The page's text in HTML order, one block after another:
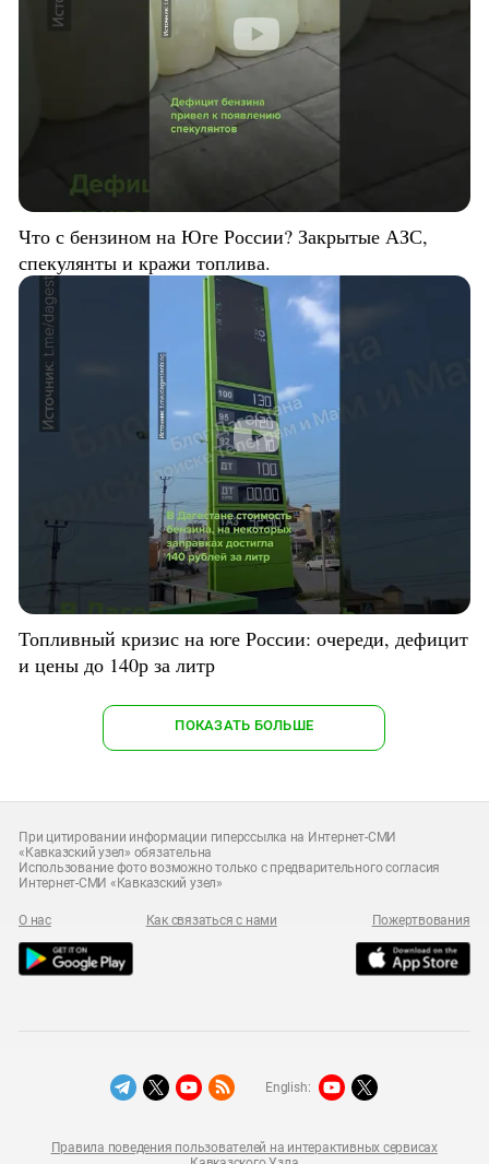
Что с бензином на Юге России? Закрытые АЗС,
спекулянты и кражи топлива.
Топливный кризис на юге России: очереди, дефицит
и цены до 140р за литр
ПОКАЗАТЬ БОЛЬШЕ
При цитировании информации гиперссылка на Интернет-СМИ
«Кавказский узел» обязательна
Использование фото возможно только с предварительного согласия
Интернет-СМИ «Кавказский узел»
О нас Как связаться с нами Пожертвования
Правила поведения пользователей на интерактивных сервисах
English: